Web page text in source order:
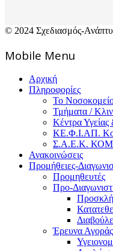
© 2024 Σχεδιασμός-
Mοbile Menu
Αρχική
Πληροφορίες
Το
Τμήματα /
Κέντρα Υγείας
ΚΕ.Φ.Ι.ΑΠ.
Σ.Α.Ε.Κ.
Ανακοινώσεις
Προμήθειες-
Προμηθευτές
Προ-
Έρευνα